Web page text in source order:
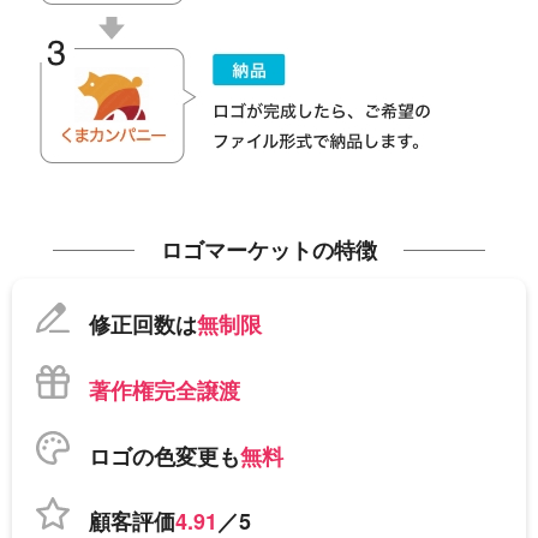
ロゴマーケットの特徴
修正回数は無制限
著作権完全譲渡
ロゴの色変更も無料
顧客評価4.91／5